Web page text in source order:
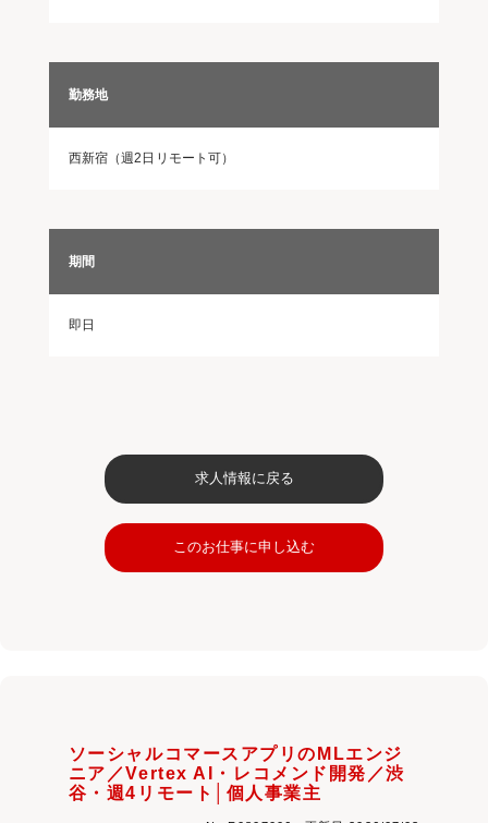
勤務地
西新宿（週2日リモート可）
期間
即日
求人情報に戻る
このお仕事に申し込む
ソーシャルコマースアプリのMLエンジ
ニア／Vertex AI・レコメンド開発／渋
谷・週4リモート│個人事業主